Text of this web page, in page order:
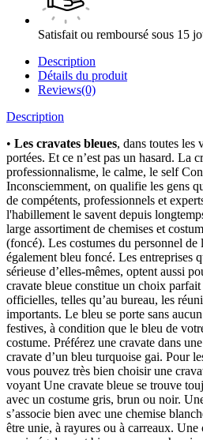
Satisfait ou remboursé sous 15
Description
Détails du produit
Reviews(0)
Description
• Les cravates bleues, dans toutes les
portées. Et ce n’est pas un hasard. La
professionnalisme, le calme, le self
Inconsciemment, on qualifie les gens
de compétents, professionnels et
l'habillement le savent depuis
large assortiment de chemises et
(foncé). Les costumes du personnel
également bleu foncé. Les entreprises
sérieuse d’elles-mêmes, optent aussi
cravate bleue constitue un choix
officielles, telles qu’au bureau, les
importants. Le bleu se porte sans
festives, à condition que le bleu de
costume. Préférez une cravate dans
cravate d’un bleu turquoise gai. Pour
vous pouvez très bien choisir une
voyant Une cravate bleue se trouve
avec un costume gris, brun ou noir.
s’associe bien avec une chemise
être unie, à rayures ou à carreaux. Une